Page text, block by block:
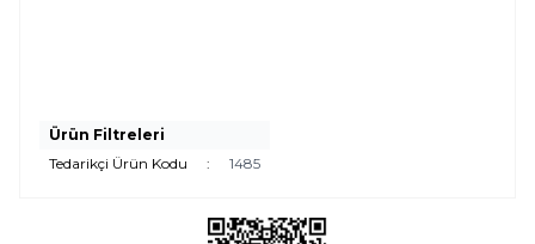
Ürün Filtreleri
Tedarikçi Ürün Kodu
: 1485